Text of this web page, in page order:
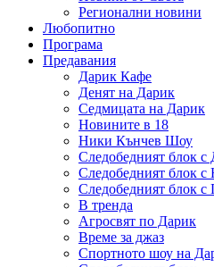
Регионални новини
Любопитно
Програма
Предавания
Дарик Кафе
Денят на Дарик
Седмицата на Дарик
Новините в 18
Ники Кънчев Шоу
Следобедният блок
Следобедният блок с
Следобедният блок с
В тренда
Агросвят по Дарик
Време за джаз
Спортното шоу на